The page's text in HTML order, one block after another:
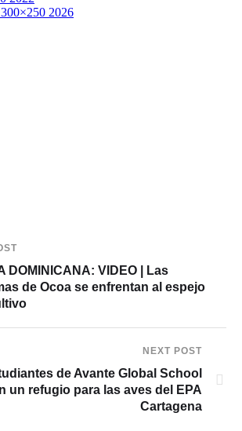
DOMINICANA: VIDEO | Las
de Ocoa se enfrentan al espejo
NEXT POST
de Avante Global School
un refugio para las aves del EPA
Cartagena